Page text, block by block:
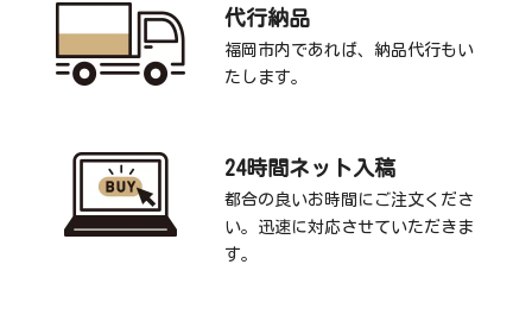
代行納品
福岡市内であれば、納品代行もい
たします。
24時間ネット入稿
都合の良いお時間にご注文くださ
い。迅速に対応させていただきま
す。